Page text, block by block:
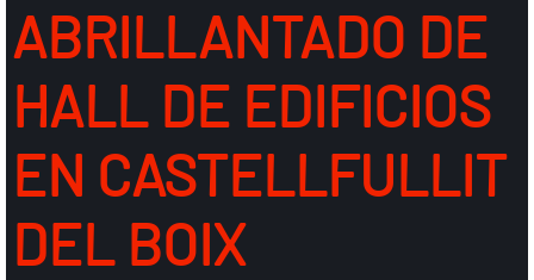
ABRILLANTADO DE
HALL DE EDIFICIOS
EN CASTELLFULLIT
DEL BOIX